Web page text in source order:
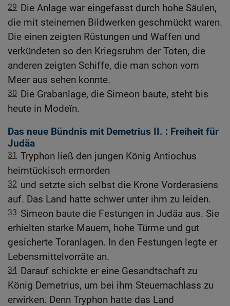
29 Die Anlage war eingefasst durch hohe Säulen,
die mit steinernen Bildwerken geschmückt waren.
Die einen zeigten Rüstungen und Waffen und
verkündeten so den Kriegsruhm der Toten, die
anderen zeigten Schiffe, die man schon vom
Meer aus sehen konnte.
30 Die Grabanlage, die Simeon baute, steht bis
heute in Modeïn.
Das neue Bündnis mit Demetrius II. : Freiheit für
Judäa
31 Tryphon ließ den jungen König Antiochus
heimtückisch ermorden
32 und setzte sich selbst die Krone Vorderasiens
auf. Das Land hatte schwer unter ihm zu leiden.
33 Simeon baute die Festungen in Judäa aus. Sie
erhielten starke Mauern, hohe Türme und gut
gesicherte Toranlagen. In den Festungen legte er
Lebensmittelvorräte an.
34 Darauf schickte er eine Gesandtschaft zu
König Demetrius, um bei ihm Steuernachlass zu
erwirken. Denn Tryphon hatte das Land